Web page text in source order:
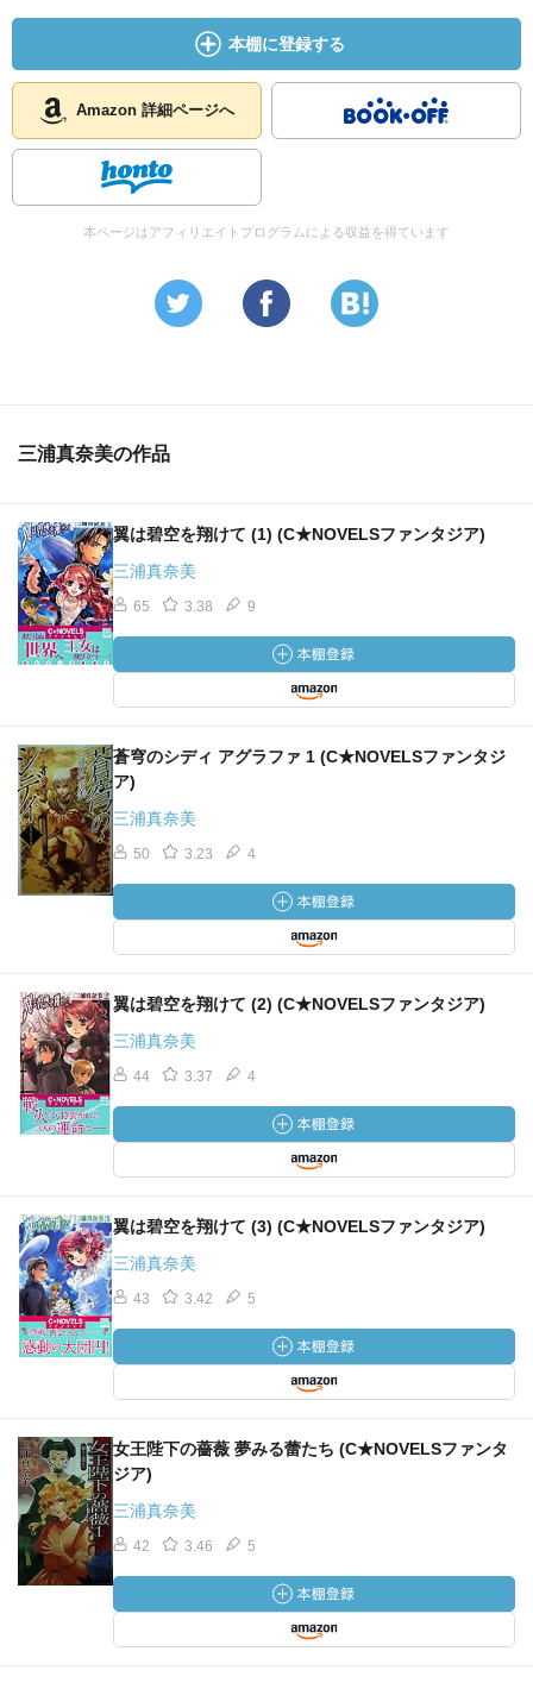
本棚に登録する
Amazon 詳細ページへ
本ページはアフィリエイトプログラムによる収益を得ています
三浦真奈美の作品
翼は碧空を翔けて (1) (C★NOVELSファンタジア)
三浦真奈美
65 3.38 9
蒼穹のシディ アグラファ 1 (C★NOVELSファンタジ
ア)
三浦真奈美
50 3.23 4
翼は碧空を翔けて (2) (C★NOVELSファンタジア)
三浦真奈美
44 3.37 4
翼は碧空を翔けて (3) (C★NOVELSファンタジア)
三浦真奈美
43 3.42 5
女王陛下の薔薇 夢みる蕾たち (C★NOVELSファンタ
ジア)
三浦真奈美
42 3.46 5